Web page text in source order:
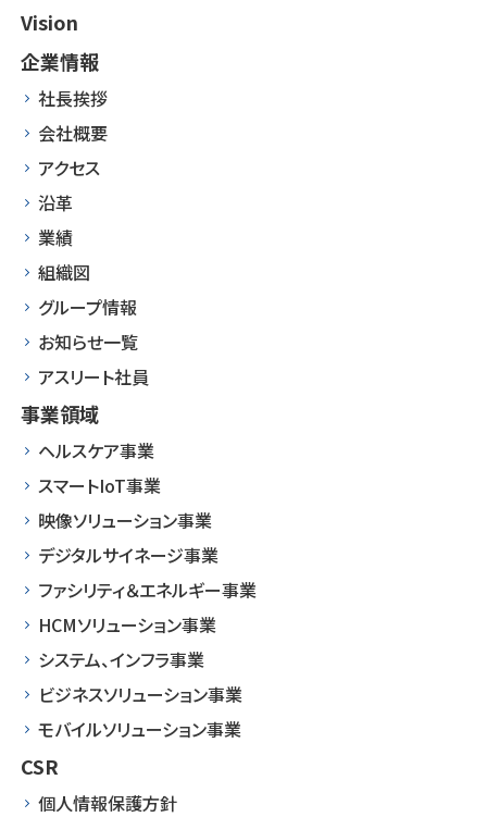
Vision
企業情報
社長挨拶
会社概要
アクセス
沿革
業績
組織図
グループ情報
お知らせ一覧
アスリート社員
事業領域
ヘルスケア事業
スマートIoT事業
映像ソリューション事業
デジタルサイネージ事業
ファシリティ＆エネルギー事業
HCMソリューション事業
システム、インフラ事業
ビジネスソリューション事業
モバイルソリューション事業
CSR
個人情報保護方針